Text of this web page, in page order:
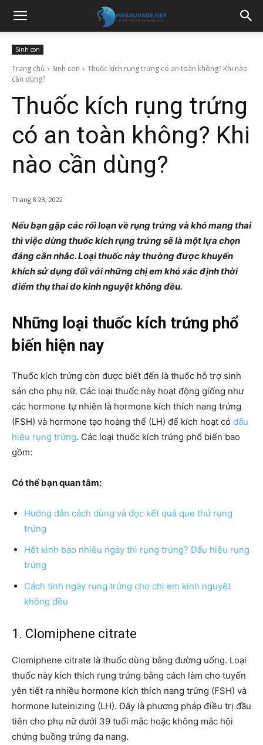
Sinh con
Trang chủ Sinh con
Thuốc kích rụng trứng có an toàn không? Khi nào
cần dùng?
Thuốc kích rụng trứng
có an toàn không? Khi
nào cần dùng?
Tháng 8 23, 2022
Nếu bạn gặp các rối loạn về rụng trứng và khó mang thai
thì việc dùng thuốc kích rụng trứng sẽ là một lựa chọn
đáng cân nhắc. Loại thuốc này thường được khuyến
khích sử dụng đối với những chị em khó xác định thời
điểm thụ thai do kinh nguyệt không đều.
Những loại thuốc kích trứng phổ
biến hiện nay
Thuốc kích trứng còn được biết đến là thuốc hỗ trợ sinh
sản cho phụ nữ. Các loại thuốc này hoạt động giống như
các hormone tự nhiên là hormone kích thích nang trứng
(FSH) và hormone tạo hoàng thể (LH) để kích hoạt có dấu
hiệu rụng trứng. Các loại thuốc kích trứng phổ biến bao
gồm:
Có thể bạn quan tâm:
Hướng dẫn cách dùng và đọc kết quả que thử rụng
trứng
Hết kinh bao nhiêu ngày thì rụng trứng? Dấu hiệu rụng
trứng
Cách tính ngày rụng trứng cho chị em kinh nguyệt
không đều
1. Clomiphene citrate
Clomiphene citrate là thuốc dùng bằng đường uống. Loại
thuốc này kích thích rụng trứng bằng cách làm cho tuyến
yên tiết ra nhiều hormone kích thích nang trứng (FSH) và
hormone luteinizing (LH). Đây là phương pháp điều trị đầu
tiên cho phụ nữ dưới 39 tuổi mắc hoặc không mắc hội
chứng buồng trứng đa nang.